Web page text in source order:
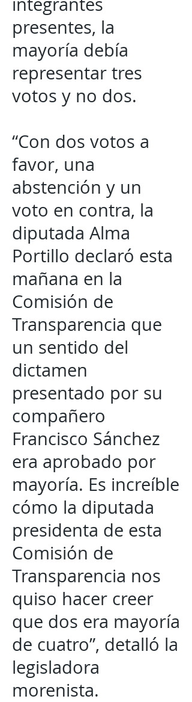
presentes, la
mayoría debía
representar tres
votos y no dos.
“Con dos votos a
favor, una
abstención y un
voto en contra, la
diputada Alma
Portillo declaró esta
mañana en la
Comisión de
Transparencia que
un sentido del
dictamen
presentado por su
compañero
Francisco Sánchez
era aprobado por
mayoría. Es increíble
cómo la diputada
presidenta de esta
Comisión de
Transparencia nos
quiso hacer creer
que dos era mayoría
de cuatro”, detalló la
legisladora
morenista.